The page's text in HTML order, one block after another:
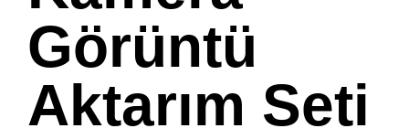
Görüntü
Aktarım Seti